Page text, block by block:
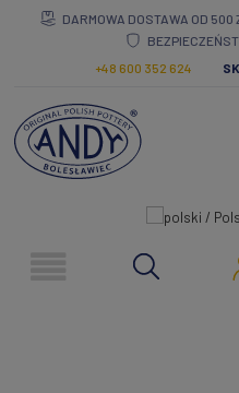
DARMOWA DOSTAWA OD 500
+48 600 352 624